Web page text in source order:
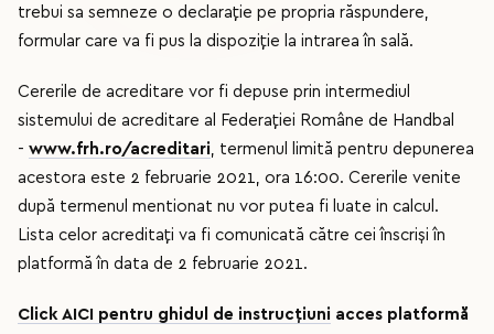
trebui sa semneze o declarație pe propria răspundere,
formular care va fi pus la dispoziție la intrarea în sală.
Cererile de acreditare vor fi depuse prin intermediul
sistemului de acreditare al Federației Române de Handbal
- www.frh.ro/acreditari, termenul limită pentru depunerea
acestora este 2 februarie 2021, ora 16:00. Cererile venite
după termenul mentionat nu vor putea fi luate in calcul.
Lista celor acreditați va fi comunicată către cei înscriși în
platformă în data de 2 februarie 2021.
Click AICI pentru ghidul de instrucțiuni acces platformă